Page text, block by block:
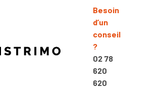
Besoin
d’un
conseil
?
02 78
620
620